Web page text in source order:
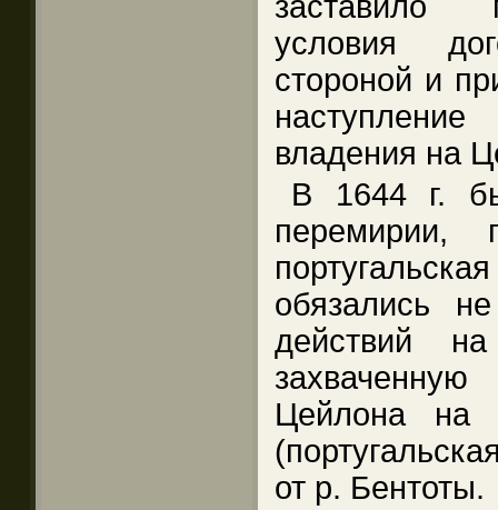
условия
стороной и
владения на
В 1644 г.
перемирии,
обязались
действий
Цейлона
от р. Бентоты.